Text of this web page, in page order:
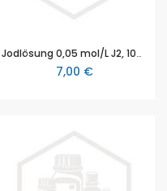
Jodlösung 0,05 mol/L J2, 100 ml
7,00 €